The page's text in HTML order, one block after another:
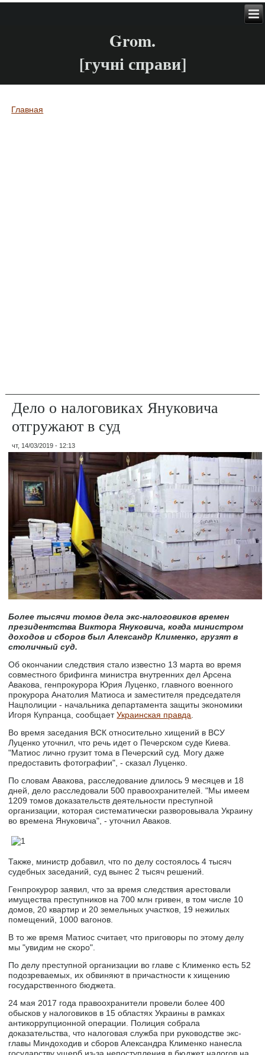
Grom.
[гучні справи]
Вы здесь
Главная
Дело о налоговиках Януковича
отгружают в суд
чт, 14/03/2019 - 12:13
Более тысячи томов дела экс-налоговиков времен
президентства Виктора Януковича, когда министром
доходов и сборов был Александр Клименко, грузят в
столичный суд.
Об окончании следствия стало известно 13 марта во время
совместного брифинга министра внутренних дел Арсена
Авакова, генпрокурора Юрия Луценко, главного военного
прокурора Анатолия Матиоса и заместителя председателя
Нацполиции - начальника департамента защиты экономики
Игоря Купранца, сообщаетУкраинская правда
Во время заседания ВСК относительно хищений в ВСУ
Луценко уточнил, что речь идет о Печерском суде Киева.
"Матиос лично грузит тома в Печерский суд. Могу даже
предоставить фотографии", - сказал Луценко.
По словам Авакова, расследование длилось 9 месяцев и 18
дней, дело расследовали 500 правоохранителей. "Мы имеем
1209 томов доказательств деятельности преступной
организации, которая систематически разворовывала Украину
во времена Януковича", - уточнил Аваков.
Также, министр добавил, что по делу состоялось 4 тысяч
судебных заседаний, суд вынес 2 тысяч решений.
Генпрокурор заявил, что за время следствия арестовали
имущества преступников на 700 млн гривен, в том числе 10
домов, 20 квартир и 20 земельных участков, 19 нежилых
помещений, 1000 вагонов.
В то же время Матиос считает, что приговоры по этому делу
мы "увидим не скоро".
По делу преступной организации во главе с Клименко есть 52
подозреваемых, их обвиняют в причастности к хищению
государственного бюджета.
24 мая 2017 года правоохранители провели более 400
обысков у налоговиков в 15 областях Украины в рамках
антикоррупционной операции. Полиция собрала
доказательства, что налоговая служба при руководстве экс-
главы Миндоходив и сборов Александра Клименко нанесла
государству ущерб из-за непоступления в бюджет налогов на